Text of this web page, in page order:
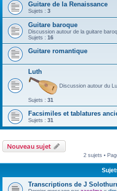
Guitare de la Renaissance
Sujets : 3
Guitare baroque
Discussion autour de la guitare
Sujets : 16
Guitare romantique
Luth
Discussion autour du
Sujets : 31
Facsimiles et tablatures
Sujets : 31
Nouveau sujet
2 sujets •
Transcriptions de J